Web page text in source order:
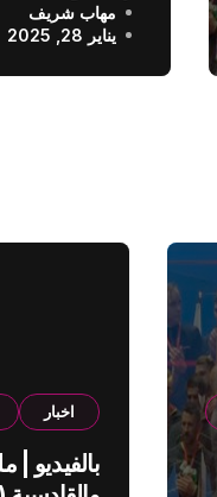
الدوري السعودي
مهاب شريف
يناير 28, 2025
اخبار
بالفيديو |